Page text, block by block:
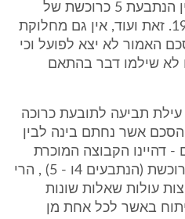
הנתבעים 1-3 כמוכרים לבין הנתבעת 5 כרוכשת של
העסק - נחתם ביום 19/9/10. זאת ועוד, אין גם מחלוקת
האמור לא יצא לפועל וכי
או מי מהם לא שילמו דבר בהתאם
עילת תביעה לתובעת כרוכה
אשר נחתם בינה לבין
דהיינו הקבוצה המוכרת
(הנתבעים 1-3) והקבוצה הרוכשת (הנתבעים 4ו - 5) , הרי
עולות שאלות שונות
באשר לכל אחת מן